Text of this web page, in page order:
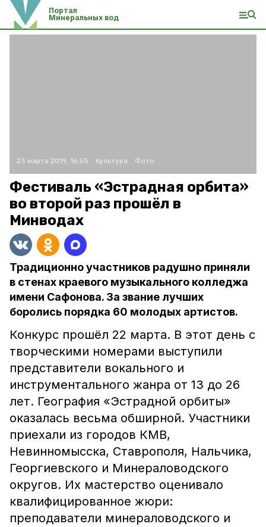
Портал
Минеральных вод
23 марта 2019, 16:55 Культура Фото:
Фестиваль «Эстрадная орбита»
во второй раз прошёл в
Минводах
Традиционно участников радушно приняли
в стенах краевого музыкального колледжа
имени Сафонова. За звание лучших
боролись порядка 60 молодых артистов.
Конкурс прошёл 22 марта. В этот день с
творческими номерами выступили
представители вокального и
инструментального жанра от 13 до 26
лет. География «Эстрадной орбиты»
оказалась весьма обширной. Участники
приехали из городов КМВ,
Невинномысска, Ставрополя, Нальчика,
Георгиевского и Минераловодского
округов. Их мастерство оценивало
квалифицированное жюри:
преподаватели минераловодского и